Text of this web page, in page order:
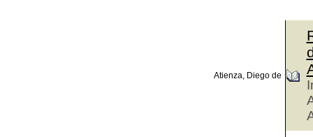
Atienza, Diego de